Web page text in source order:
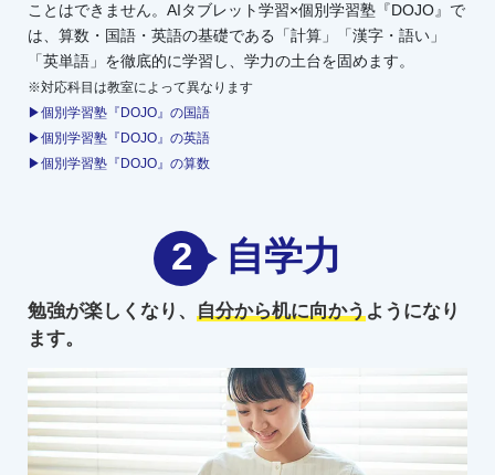
ことはできません。AIタブレット学習×個別学習塾『DOJO』で
は、算数・国語・英語の基礎である「計算」「漢字・語い」
「英単語」を徹底的に学習し、学力の土台を固めます。
※対応科目は教室によって異なります
▶個別学習塾『DOJO』の国語
▶個別学習塾『DOJO』の英語
▶個別学習塾『DOJO』の算数
2 自学力
勉強が楽しくなり、 自分から机に向かうようになり
ます。